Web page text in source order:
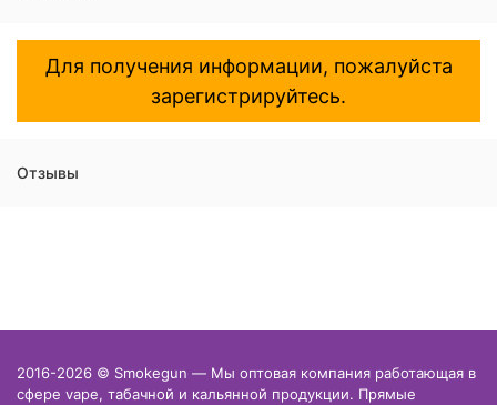
Для получения информации, пожалуйста
зарегистрируйтесь.
Отзывы
2016-2026 © Smokegun — Мы оптовая компания работающая в
сфере vape, табачной и кальянной продукции. Прямые